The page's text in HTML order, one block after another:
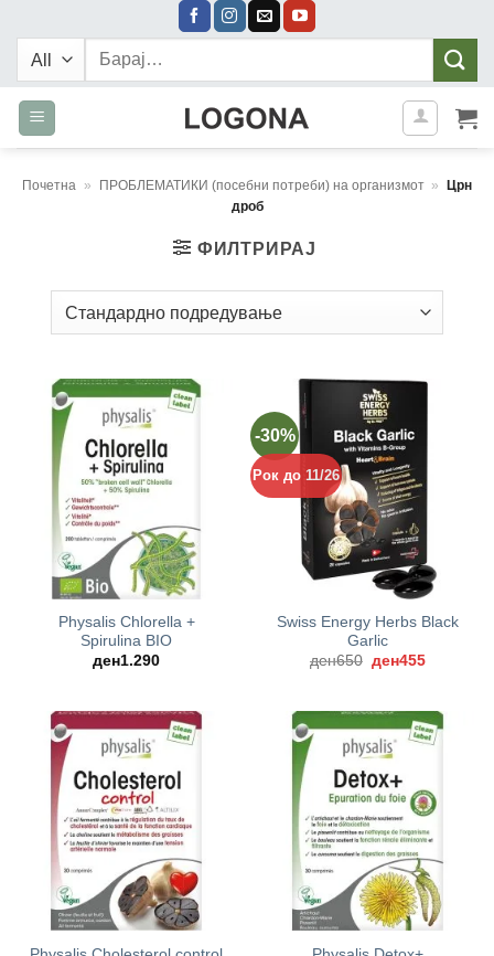
content
Барај:
Почетна » ПРОБЛЕМАТИКИ (посебни потреби) на организмот »
Црн
дроб
ФИЛТРИРАЈ
Physalis Chlorella +
Spirulina BIO
ден1.290
-30%
Рок до 11/26
Swiss Energy Herbs Black
Garlic
ден650 Original
price
ден455Current